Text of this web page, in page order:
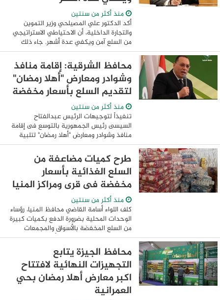
منذ أكثر من سنتين
أكد الدكتور علي المصيلحي وزير التموين
والتجارة الداخلية، أن الاحتياطي الاستراتيجي
من السلع آمن ويكفي عدة أشهر. جاء ذلك
خلال افتتاحه فرع مجموعة بنده السعودية
في منطقة المعادي والمقام على مساحة 4
...
محافظ الشرقية: إقامة منافذ
وشوادر ومعارض "أهلا رمضان"
لتقديم السلع بأسعار مخفضة
منذ أكثر من سنتين
تنفيذاً لتوجيهات الرئيس عبدالفتاح
السيسى رئيس الجمهورية بالتوسع فى إقامة
منافذ وشوادر ومعارض "أهلا رمضان" لتلبية
احتياجات المواطنين من السلع بسعر مناسب
فى ظل الظروف الاقتصادية الصعبة.. أعلن ...
طرح كميات مضاعفة من
السلع الغذائية بأسعار
مخفضة فى قرى ومراكز المنيا
منذ أكثر من سنتين
كلف اللواء أسامة القاضي محافظ المنيا، رؤساء
الوحدات المحلية بضرورة الدفع بكميات كبيرة
من السلع المخفضة بالأسواق والمجمعات
الاستهلاكية وإقامة معارض "أهلا رمضان"على
مستوى مراكز المحافظة بتخفيضات تصل ...
محافظ الجيزة يتابع
التجهيزات النهائية لافتتاح
اكبر معارض أهلا رمضان بحي
العمرانية